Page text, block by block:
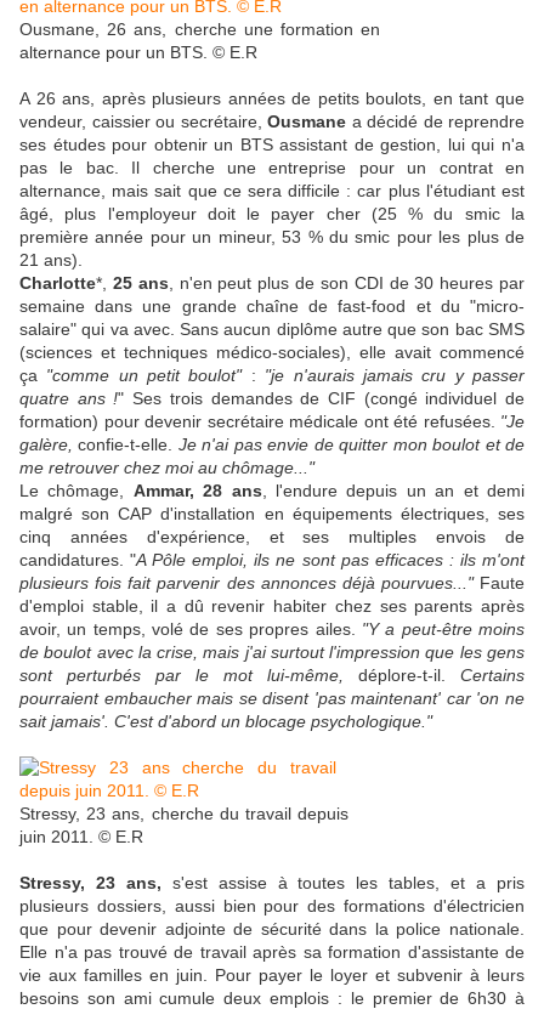
Ousmane, 26 ans, cherche une formation en
alternance pour un BTS. © E.R
A 26 ans, après plusieurs années de petits boulots, en tant que
vendeur, caissier ou secrétaire, Ousmane a décidé de reprendre
ses études pour obtenir un BTS assistant de gestion, lui qui n'a
pas le bac. Il cherche une entreprise pour un contrat en
alternance, mais sait que ce sera difficile : car plus l'étudiant est
âgé, plus l'employeur doit le payer cher (25 % du smic la
première année pour un mineur, 53 % du smic pour les plus de
21 ans).
Charlotte*, 25 ans , n'en peut plus de son CDI de 30 heures par
semaine dans une grande chaîne de fast-food et du "micro-
salaire" qui va avec. Sans aucun diplôme autre que son bac SMS
(sciences et techniques médico-sociales), elle avait commencé
ça "comme un petit boulot": "je n'aurais jamais cru y passer
quatre ans !" Ses trois demandes de CIF (congé individuel de
formation) pour devenir secrétaire médicale ont été refusées. "Je
galère, confie-t-elle. Je n'ai pas envie de quitter mon boulot et de
me retrouver chez moi au chômage..."
Le chômage, Ammar, 28 ans , l'endure depuis un an et demi
malgré son CAP d'installation en équipements électriques, ses
cinq années d'expérience, et ses multiples envois de
candidatures. "A Pôle emploi, ils ne sont pas efficaces : ils m'ont
plusieurs fois fait parvenir des annonces déjà pourvues..."Faute
d'emploi stable, il a dû revenir habiter chez ses parents après
avoir, un temps, volé de ses propres ailes. "Y a peut-être moins
de boulot avec la crise, mais j'ai surtout l'impression que les gens
sont perturbés par le mot lui-même,
déplore-t-il. Certains
pourraient embaucher mais se disent 'pas maintenant' car 'on ne
sait jamais'. C'est d'abord un blocage psychologique."
Stressy, 23 ans, cherche du travail depuis
juin 2011. © E.R
Stressy, 23 ans, s'est assise à toutes les tables, et a pris
plusieurs dossiers, aussi bien pour des formations d'électricien
que pour devenir adjointe de sécurité dans la police nationale.
Elle n'a pas trouvé de travail après sa formation d'assistante de
vie aux familles en juin. Pour payer le loyer et subvenir à leurs
besoins son ami cumule deux emplois : le premier de 6h30 à